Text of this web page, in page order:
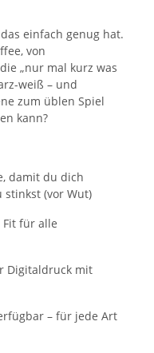
einfach genug hat.
von
„nur mal kurz was
weiß – und
zum üblen Spiel
kann?
damit du dich
(vor Wut)
Fit für alle
Digitaldruck mit
– für jede Art